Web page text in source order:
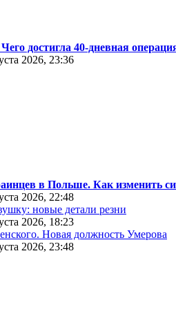
достигла 40-дневная
2026, 23:36
в Польше. Как изменить
2026, 22:48
новые детали резни
2026, 18:23
Новая должность Умерова
2026, 23:48